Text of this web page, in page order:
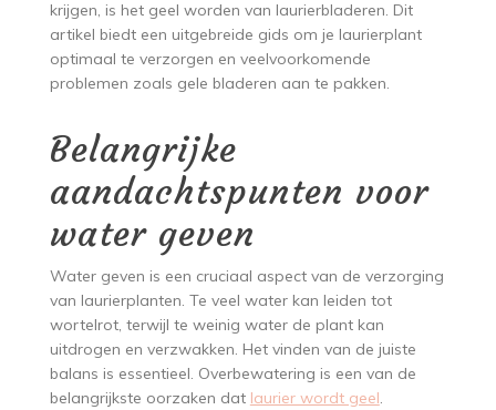
krijgen, is het geel worden van laurierbladeren. Dit
artikel biedt een uitgebreide gids om je laurierplant
optimaal te verzorgen en veelvoorkomende
problemen zoals gele bladeren aan te pakken.
Belangrijke
aandachtspunten voor
water geven
Water geven is een cruciaal aspect van de verzorging
van laurierplanten. Te veel water kan leiden tot
wortelrot, terwijl te weinig water de plant kan
uitdrogen en verzwakken. Het vinden van de juiste
balans is essentieel. Overbewatering is een van de
belangrijkste oorzaken dat laurier wordt geel.